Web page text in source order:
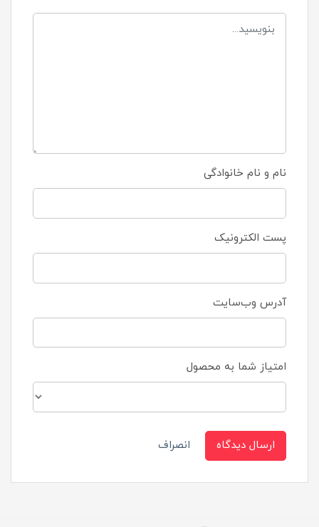
نام و نام خانوادگی
پست الکترونیک
آدرس وب‌سایت
امتیاز شما به محصول
ارسال دیدگاه انصراف